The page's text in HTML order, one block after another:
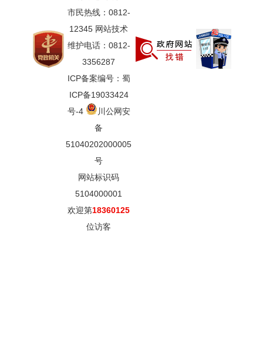
市民热线：0812-
12345 网站技术
维护电话：0812-
3356287
ICP备案编号：蜀
ICP备19033424
号-4
川公网安
备
51040202000005
号
网站标识码
5104000001
欢迎第18360125
位访客